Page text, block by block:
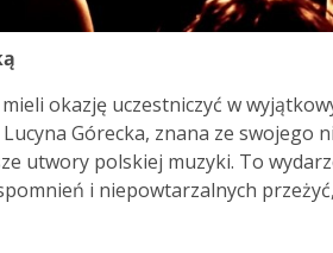
okazję uczestniczyć w
Górecka, znana ze
utwory polskiej muzyki. To
i niepowtarzalnych